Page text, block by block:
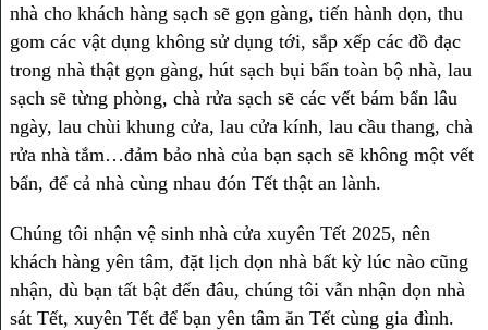
nhà cho khách hàng sạch sẽ gọn gàng, tiến hành dọn, thu
gom các vật dụng không sử dụng tới, sắp xếp các đồ đạc
trong nhà thật gọn gàng, hút sạch bụi bẩn toàn bộ nhà, lau
sạch sẽ từng phòng, chà rửa sạch sẽ các vết bám bẩn lâu
ngày, lau chùi khung cửa, lau cửa kính, lau cầu thang, chà
rửa nhà tắm…đảm bảo nhà của bạn sạch sẽ không một vết
bẩn, để cả nhà cùng nhau đón Tết thật an lành.
Chúng tôi nhận vệ sinh nhà cửa xuyên Tết 2025, nên
khách hàng yên tâm, đặt lịch dọn nhà bất kỳ lúc nào cũng
nhận, dù bạn tất bật đến đâu, chúng tôi vẫn nhận dọn nhà
sát Tết, xuyên Tết để bạn yên tâm ăn Tết cùng gia đình.